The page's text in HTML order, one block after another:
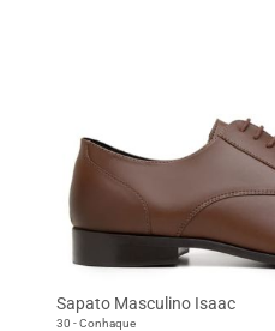
Sapato Masculino Isaac
30 - Conhaque